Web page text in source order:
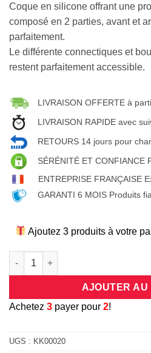
Coque en silicone offrant une
composé en 2 parties, avant et
parfaitement.
Le différente connectiques et
restent parfaitement accessible.
LIVRAISON OFFERTE à
LIVRAISON RAPIDE avec
RETOURS 14 jours pour
SÉRÉNITÉ ET CONFIANCE
ENTREPRISE FRANÇAISE
GARANTI 6 MOIS Produits
Ajoutez 3 produits à votre
quantité de Coque protection
AJOUTER AU
Achetez 3 payer pour 2!
UGS : KK00020